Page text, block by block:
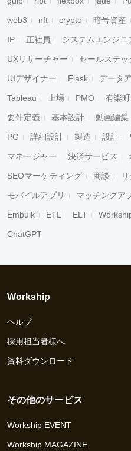
web3 nft crypto 暗号資産
IP 正社員 システムエンジニ
UXリサーチャー セールステッ
UIデザイナー Flask データ
Tableau 上場 PMO 有楽町
要件定義 基本設計 動画編集
PG 詳細設計 製造 設計
マネージャー 決済サービス
SEOマーケティング 商談
モバイルアプリ マッチングア
Embulk ETL ELT
ChatGPT
Workship
ヘルプ
採用担当者様へ
資料ダウンロード
その他のサービス
Workship EVENT
Workship MAGAZINE